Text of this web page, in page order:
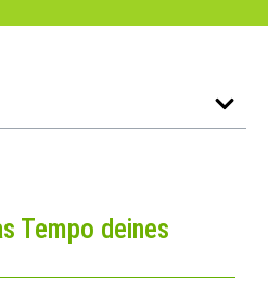
Tempo deines